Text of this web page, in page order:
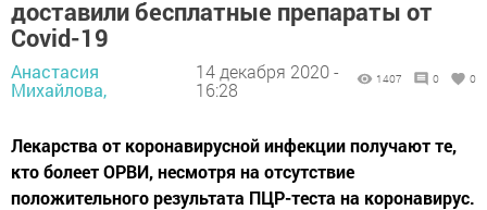
доставили бесплатные препараты от
Covid-19
Анастасия
Михайлова,
14 декабря 2020 -
16:28
1407 0 0
Лекарства от коронавирусной инфекции получают те,
кто болеет ОРВИ, несмотря на отсутствие
положительного результата ПЦР-теста на коронавирус.